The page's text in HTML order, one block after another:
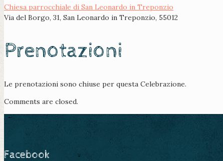
Chiesa parrocchiale di San Leonardo in Treponzio
Via del Borgo, 31, San Leonardo in Treponzio, 55012
Prenotazioni
Le prenotazioni sono chiuse per questa Celebrazione.
Comments are closed.
Facebook